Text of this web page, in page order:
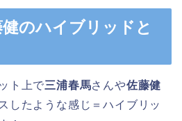
のハイブリッドと
ト上で三浦春馬さんや佐藤健
したような感じ＝ハイブリッ